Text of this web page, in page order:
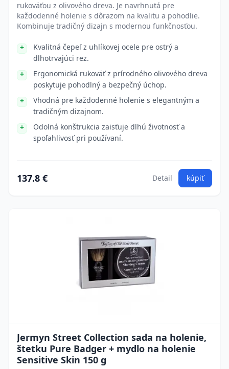
rukoväťou z olivového dreva. Je navrhnutá pre
každodenné holenie s dôrazom na kvalitu a pohodlie.
Kombinuje tradičný dizajn s modernou funkčnosťou.
Kvalitná čepeľ z uhlíkovej ocele pre ostrý a
dlhotrvajúci rez.
Ergonomická rukoväť z prírodného olivového dreva
poskytuje pohodlný a bezpečný úchop.
Vhodná pre každodenné holenie s elegantným a
tradičným dizajnom.
Odolná konštrukcia zaisťuje dlhú životnosť a
spoľahlivosť pri používaní.
137.8 € Detail kúpiť
Jermyn Street Collection sada na holenie,
štetku Pure Badger + mydlo na holenie
Sensitive Skin 150 g